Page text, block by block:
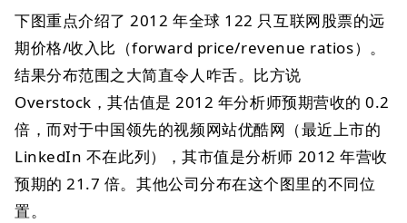
下图重点介绍了 2012 年全球 122 只互联网股票的远
期价格/收入比（forward price/revenue ratios）。
结果分布范围之大简直令人咋舌。比方说
Overstock，其估值是 2012 年分析师预期营收的 0.2
倍，而对于中国领先的视频网站优酷网（最近上市的
LinkedIn 不在此列），其市值是分析师 2012 年营收
预期的 21.7 倍。其他公司分布在这个图里的不同位
置。